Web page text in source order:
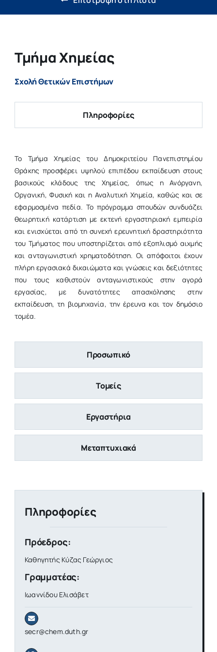
Έρευνα & Καινοτομία
Νέα
Επιτροπές
Τμήμα Χημείας
Σχολή Θετικών Επιστήμων
Πληροφορίες
Το Τμήμα Χημείας του Δημοκριτείου Πανεπιστημίου
Θράκης προσφέρει υψηλού επιπέδου εκπαίδευση στους
βασικούς κλάδους της Χημείας, όπως η Ανόργανη,
Οργανική, Φυσική και η Αναλυτική Χημεία, καθώς και σε
εφαρμοσμένα πεδία. Το πρόγραμμα σπουδών συνδυάζει
θεωρητική κατάρτιση με εκτενή εργαστηριακή εμπειρία
και ενισχύεται από τη συνεχή ερευνητική δραστηριότητα
του Τμήματος που υποστηρίζεται από εξοπλισμό αιχμής
και ανταγωνιστική χρηματοδότηση. Οι απόφοιτοι έχουν
πλήρη εργασιακά δικαιώματα και γνώσεις και δεξιότητες
που τους καθιστούν ανταγωνιστικούς στην αγορά
εργασίας, με δυνατότητες απασχόλησης στην
εκπαίδευση, τη βιομηχανία, την έρευνα και τον δημόσιο
τομέα.
Προσωπικό
Τομείς
Εργαστήρια
Μεταπτυχιακά
Πληροφορίες
Πρόεδρος:
Καθηγητής Κύζας Γεώργιος
Γραμματέας:
Ιωαννίδου Ελισάβετ
secr@chem.duth.gr